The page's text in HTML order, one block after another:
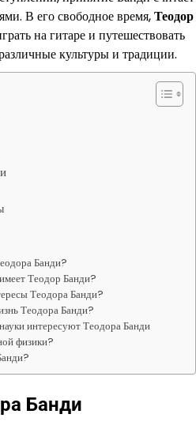
В его свободное время,Теодор
на гитаре и путешествовать
культуры и традиции.
Банди?
Теодор Банди?
Теодора Банди?
Теодора Банди?
интересуют Теодора Банди
физики?
Банди